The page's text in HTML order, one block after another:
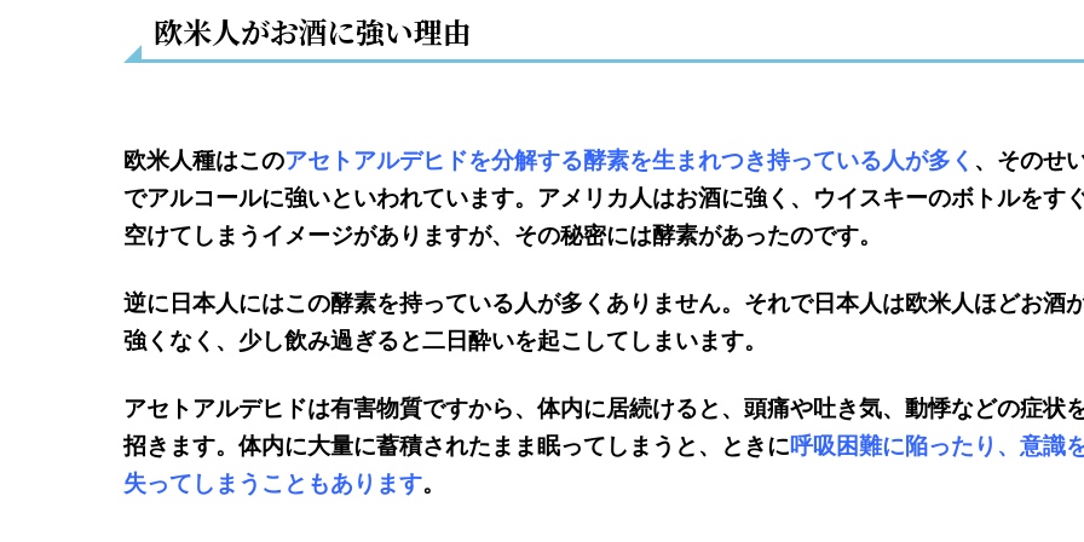
欧米人がお酒に強い理由
欧米人種はこのアセトアルデヒドを分解する酵素を生まれつき持っている人が多く 、そのせ
でアルコールに強いといわれています。アメリカ人はお酒に強く、ウイスキーのボトルをす
空けてしまうイメージがありますが、その秘密には酵素があったのです。
逆に日本人にはこの酵素を持っている人が多くありません。それで日本人は欧米人ほどお酒
強くなく、少し飲み過ぎると二日酔いを起こしてしまいます。
アセトアルデヒドは有害物質ですから、体内に居続けると、頭痛や吐き気、動悸などの症状
招きます。体内に大量に蓄積されたまま眠ってしまうと、ときに呼吸困難に陥ったり、意識
失ってしまうこともあります。